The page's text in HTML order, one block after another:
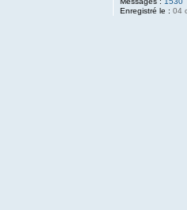
Enregistré le : 04